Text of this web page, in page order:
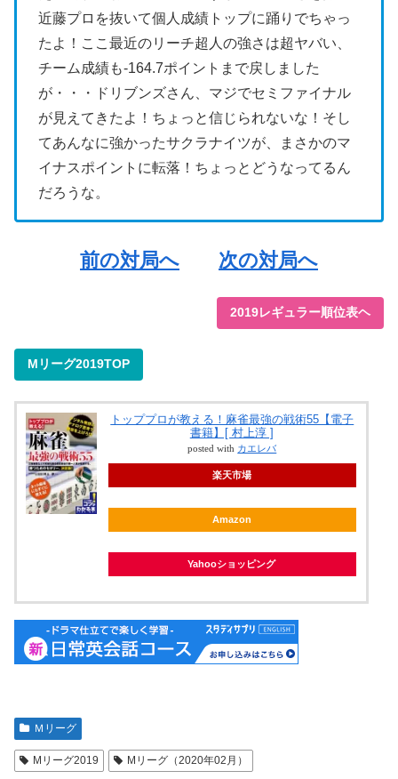
近藤プロを抜いて個人成績トップに踊りでちゃっ
たよ！ここ最近のリーチ超人の強さは超ヤバい、
チーム成績も-164.7ポイントまで戻しました
が・・・ドリブンズさん、マジでセミファイナル
が見えてきたよ！ちょっと信じられないな！そし
てあんなに強かったサクラナイツが、まさかのマ
イナスポイントに転落！ちょっとどうなってるん
だろうな。
前の対局へ 次の対局へ
2019レギュラー順位表ヘ
Mリーグ2019TOP
トッププロが教える！麻雀最強の戦術55【電子
書籍】[ 村上淳 ]
posted with カエレバ
楽天市場
Amazon
Yahooショッピング
Ｍリーグ
Mリーグ2019 Mリーグ（2020年02月）